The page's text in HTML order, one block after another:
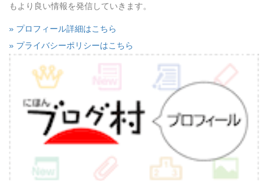
もより良い情報を発信していきます。
» プロフィール詳細はこちら
» プライバシーポリシーはこちら